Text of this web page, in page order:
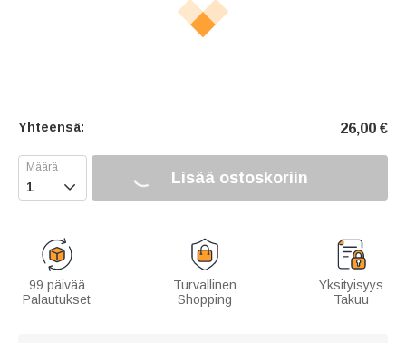
Yhteensä: 26,00 €
 Lisää ostoskoriin
99 päivää
Palautukset
Turvallinen
Shopping
Yksityisyys
Takuu